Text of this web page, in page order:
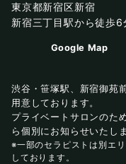
東京都新宿区新宿
新宿三丁目駅から徒歩6
Google Map
渋谷・笹塚駅、新宿御苑
用意しております。
プライベートサロンのた
ら個別にお知らせいたし
※一部のセラピストは別エ
しております。